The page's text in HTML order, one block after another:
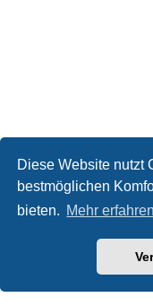
Diese Website nutzt
bestmöglichen
bieten. Mehr erfahren